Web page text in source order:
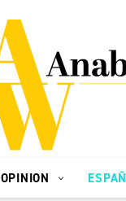
OPINION